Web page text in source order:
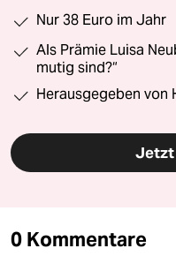
Nur 38 Euro im Jahr
Als Prämie Luisa
mutig sind?“
Herausgegeben von
Jetzt
0 Kommentare